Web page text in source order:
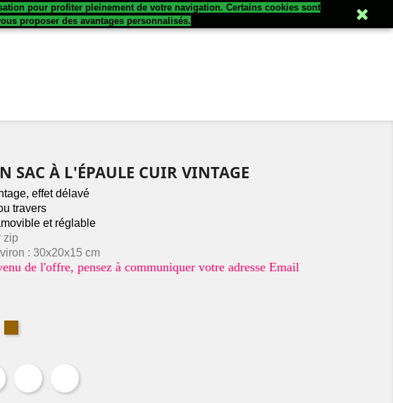
Connexion
SAC À L'ÉPAULE CUIR VINTAGE
effet délavé
travers
et réglable
zip
: 30x20x15 cm
de l'offre, pensez à communiquer votre adresse Email
pour profiter pleinement de votre navigation. Certains cookies sont
proposer des avantages personnalisés.